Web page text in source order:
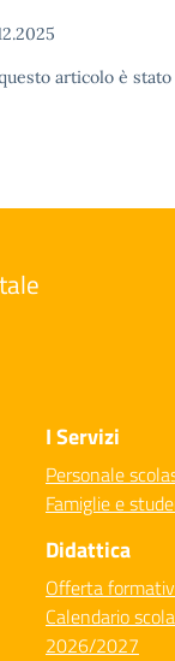
articolo è
I Servizi
Personale
Famiglie e
Didattica
Offerta
Calendario
2026/2027